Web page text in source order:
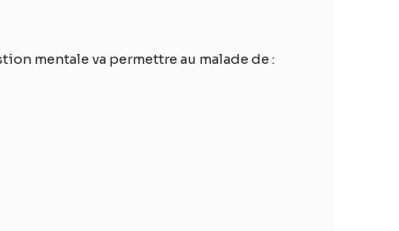
mentale va permettre au malade de :